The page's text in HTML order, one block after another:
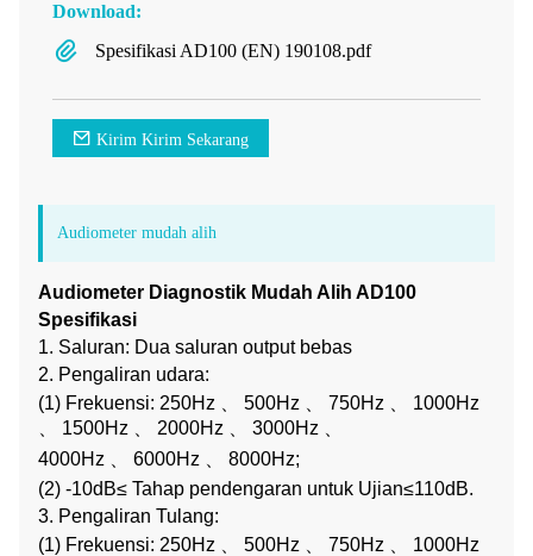
Download:
Spesifikasi AD100 (EN) 190108.pdf
Kirim Kirim Sekarang
Audiometer mudah alih
Audiometer Diagnostik Mudah Alih AD100
Spesifikasi
1. Saluran: Dua saluran output bebas
2. Pengaliran udara:
(1) Frekuensi: 250Hz 、 500Hz 、 750Hz 、 1000Hz
、 1500Hz 、 2000Hz 、 3000Hz 、
4000Hz 、 6000Hz 、 8000Hz;
(2) -10dB≤ Tahap pendengaran untuk Ujian≤110dB.
3. Pengaliran Tulang:
(1) Frekuensi: 250Hz 、 500Hz 、 750Hz 、 1000Hz